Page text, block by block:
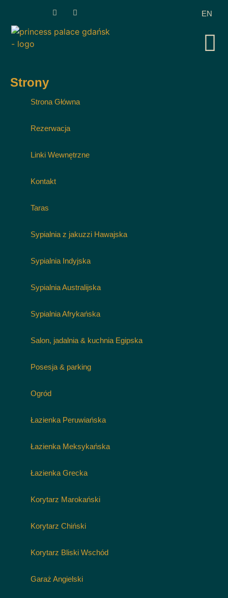
EN
Strony
Strona Główna
Rezerwacja
Linki Wewnętrzne
Kontakt
Taras
Sypialnia z jakuzzi Hawajska
Sypialnia Indyjska
Sypialnia Australijska
Sypialnia Afrykańska
Salon, jadalnia & kuchnia Egipska
Posesja & parking
Ogród
Łazienka Peruwiańska
Łazienka Meksykańska
Łazienka Grecka
Korytarz Marokański
Korytarz Chiński
Korytarz Bliski Wschód
Garaż Angielski